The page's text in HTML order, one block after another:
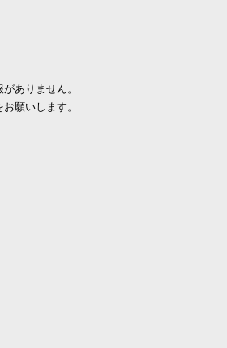
ありません。
願いします。